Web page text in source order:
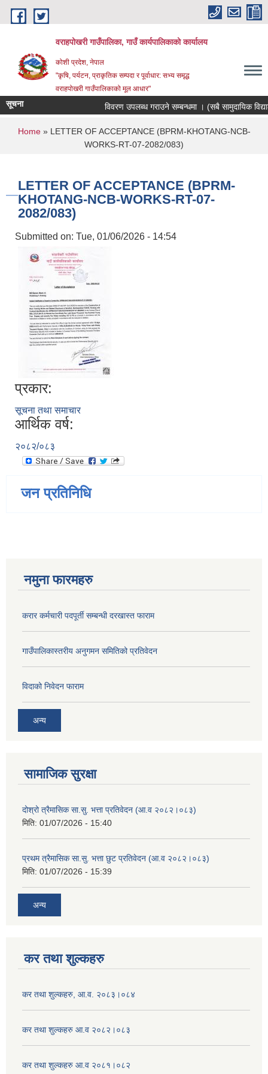
Skip to main content
वराहपोखरी गाउँपालिका, गाउँ कार्यपालिकाको कार्यालय
कोशी प्रदेश, नेपाल
"कृषि, पर्यटन, प्राकृतिक सम्पदा र पूर्वाधार: सभ्य समृद्ध
वराहपोखरी गाउँपालिकाको मूल आधार"
सूचना विवरण उपलब्ध गराउने सम्बन्धमा । (सबै सामुदायिक
You are here
Home» LETTER OF ACCEPTANCE (BPRM-KHOTANG-NCB-
WORKS-RT-07-2082/083)
LETTER OF ACCEPTANCE (BPRM-
KHOTANG-NCB-WORKS-RT-07-
2082/083)
Submitted on: Tue, 01/06/2026 - 14:54
प्रकार:
सूचना तथा समाचार
आर्थिक वर्ष:
२०८२/०८३
जन प्रतिनिधि
नमुना फारमहरु
करार कर्मचारी पदपूर्ती सम्बन्धी दरखास्त फाराम
गाउँपालिकास्तरीय अनुगमन समितिको प्रतिवेदन
विदाको निवेदन फाराम
अन्य
सामाजिक सुरक्षा
दोश्रो त्रैमासिक सा.सु. भत्ता प्रतिवेदन (आ.व २०८२।०८३)
मिति: 01/07/2026 - 15:40
प्रथम त्रैमासिक सा.सु. भत्ता छुट प्रतिवेदन (आ.व २०८२।०८३)
मिति: 01/07/2026 - 15:39
अन्य
कर तथा शुल्कहरु
कर तथा शुल्कहरु, आ.व. २०८३।०८४
कर तथा शुल्कहरु आ.व २०८२।०८३
कर तथा शुल्कहरु आ.व २०८१।०८२